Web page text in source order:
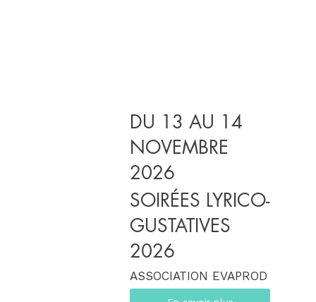
DU 13 AU 14
NOVEMBRE
2026
SOIRÉES LYRICO-
GUSTATIVES
2026
ASSOCIATION EVAPROD